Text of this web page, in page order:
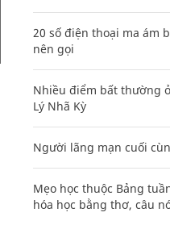
20 số điện thoại ma ám
nên gọi
Nhiều điểm bất thường
Lý Nhã Kỳ
Người lãng mạn cuối
Mẹo học thuộc Bảng
hóa học bằng thơ, câu